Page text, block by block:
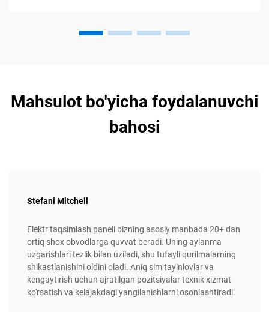
Mahsulot bo'yicha foydalanuvchi
bahosi
Stefani Mitchell
Elektr taqsimlash paneli bizning asosiy manbada 20+ dan
ortiq shox obvodlarga quvvat beradi. Uning aylanma
uzgarishlari tezlik bilan uziladi, shu tufayli qurilmalarning
shikastlanishini oldini oladi. Aniq sim tayinlovlar va
kengaytirish uchun ajratilgan pozitsiyalar texnik xizmat
ko'rsatish va kelajakdagi yangilanishlarni osonlashtiradi.